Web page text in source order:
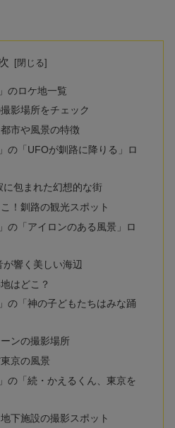
のロケ地一覧
影場所をチェック
市や風景の特徴
の「UFOが釧路に降りる」ロ
包まれた幻想的な街
！釧路の観光スポット
の「アイロンのある風景」ロ
響く美しい海辺
はどこ？
の「神の子どもたちはみな踊
ンの撮影場所
京の風景
の「続・かえるくん、東京を
下施設の撮影スポット